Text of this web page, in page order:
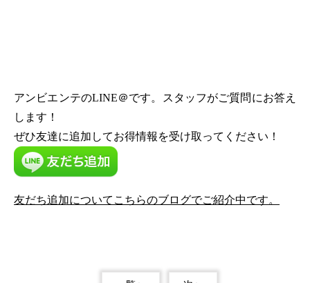
アンビエンテのLINE＠です。スタッフがご質問にお答え
します！
ぜひ友達に追加してお得情報を受け取ってください！
友だち追加についてこちらのブログでご紹介中です。